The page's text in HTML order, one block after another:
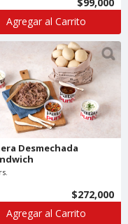
$99,000
Agregar al Carrito
Desmechada
$272,000
Agregar al Carrito